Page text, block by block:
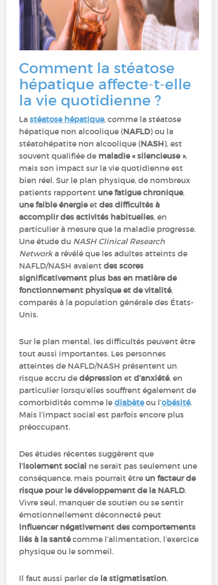
Comment la stéatose
hépatique affecte-t-elle
la vie quotidienne ?
Lastéatose hépatique, comme la stéatose
hépatique non alcoolique (NAFLD) ou la
stéatohépatite non alcoolique (NASH), est
souvent qualifiée de maladie « silencieuse »,
mais son impact sur la vie quotidienne est
bien réel. Sur le plan physique, de nombreux
patients rapportent une fatigue chronique,
une faible énergieetdes difficultés à
accomplir des activités habituelles, en
particulier à mesure que la maladie progresse.
Une étude du NASH Clinical Research
Networka révélé que les adultes atteints de
NAFLD/NASH avaientdes scores
significativement plus bas en matière de
fonctionnement physique et de vitalité,
comparés à la population générale des États-
Unis.
Sur le plan mental, les difficultés peuvent être
tout aussi importantes. Les personnes
atteintes de NAFLD/NASH présentent un
risque accru dedépressionetd’anxiété, en
particulier lorsqu’elles souffrent également de
comorbidités comme lediabèteou l’obésité.
Mais l’impact social est parfois encore plus
préoccupant.
Des études récentes suggèrent que
l’isolement social ne serait pas seulement une
conséquence, mais pourrait être un facteur de
risque pour le développement de la NAFLD.
Vivre seul, manquer de soutien ou se sentir
émotionnellement déconnecté peut
influencer négativement des comportements
liés à la santécomme l’alimentation, l’exercice
physique ou le sommeil.
Il faut aussi parler de la stigmatisation.